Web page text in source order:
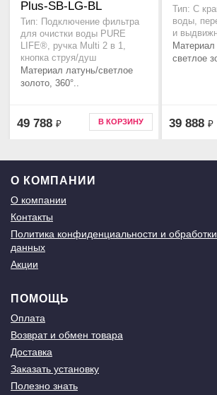
Plus-SB-LG-BL
Тип: Подключение фильтра
для очистки воды PURE
LIFE®, ручка Multi 2 в 1,
кнопка струя/душ
Материал латунь/светлое
золото, 360°..
49 788 ₽ В КОРЗИНУ
Тип: С
воды,
и
Материал
светлое
39 888 ₽
О КОМПАНИИ
О компании
Контакты
Политика конфиденциальности и
данных
Акции
ПОМОЩЬ
Оплата
Возврат и обмен товара
Доставка
Заказать установку
Полезно знать